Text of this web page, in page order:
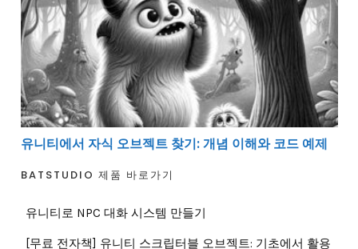
유니티에서 자식 오브젝트 찾기: 개념 이해와 코드 예제
유니티에서 자식 오브젝트 찾기: 개념 이해와 코드 예제
BATSTUDIO 제품 바로가기
유니티로 NPC 대화 시스템 만들기
[무료 전자책] 유니티 스크립터블 오브젝트: 기초에서 활용